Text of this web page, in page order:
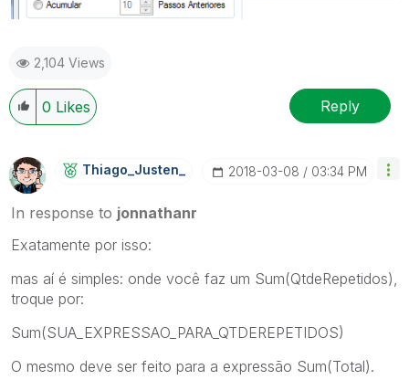
2,104 Views
0 Likes Reply
Thiago_Justen_ ‎2018-03-08 03:34 PM
In response to jonnathanr
Exatamente por isso:
mas aí é simples: onde você faz um Sum(QtdeRepetidos),
troque por:
Sum(SUA_EXPRESSAO_PARA_QTDEREPETIDOS)
O mesmo deve ser feito para a expressão Sum(Total).